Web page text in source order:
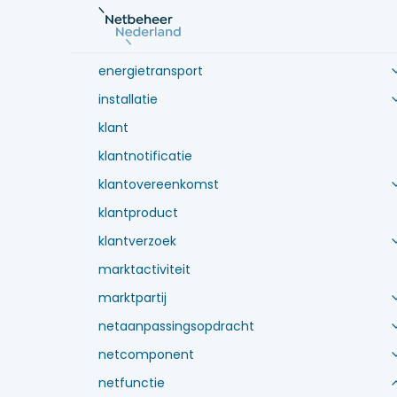
energiediefstal
energietoerekening
energietransport
installatie
klant
klantnotificatie
klantovereenkomst
klantproduct
klantverzoek
marktactiviteit
marktpartij
netaanpassingsopdracht
netcomponent
netfunctie